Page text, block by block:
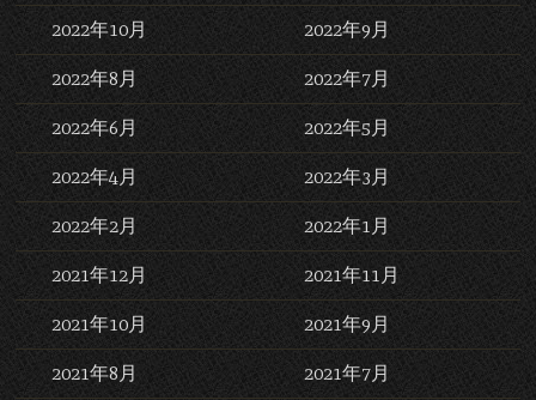
2022年10月 2022年9月
2022年8月 2022年7月
2022年6月 2022年5月
2022年4月 2022年3月
2022年2月 2022年1月
2021年12月 2021年11月
2021年10月 2021年9月
2021年8月 2021年7月